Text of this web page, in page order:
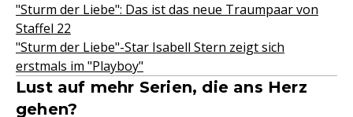
"Sturm der Liebe": Das ist das neue Traumpaar von
Staffel 22
"Sturm der Liebe"-Star Isabell Stern zeigt sich
erstmals im "Playboy"
Lust auf mehr Serien, die ans Herz
gehen?